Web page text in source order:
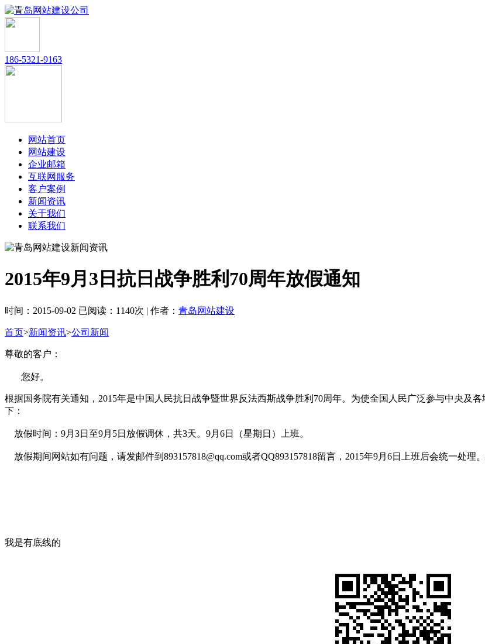
186-5321-9163
网站首页
网站建设
企业邮箱
互联网服务
客户案例
新闻资讯
关于我们
联系我们
2015年9月3日抗日战争胜利70周年放假通知
时间：2015-09-02 已阅读：1140次 | 作者： 青岛网站建设
首页>新闻资讯>公司新闻
尊敬的客户：
您好。
根据国务院有关通知，2015年是中国人民抗日战争暨世界反法西斯战争胜利70周年。为使全国人民广泛参与中央及
下：
放假时间：9月3日至9月5日放假调休，共3天。9月6日（星期日）上班。
放假期间网站如有问题，请发邮件到893157818@qq.com或者QQ893157818留言，2015年9月6日上班后会统一处理
我是有底线的